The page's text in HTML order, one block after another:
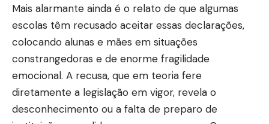
Mais alarmante ainda é o relato de que algumas
escolas têm recusado aceitar essas declarações,
colocando alunas e mães em situações
constrangedoras e de enorme fragilidade
emocional. A recusa, que em teoria fere
diretamente a legislação em vigor, revela o
desconhecimento ou a falta de preparo de